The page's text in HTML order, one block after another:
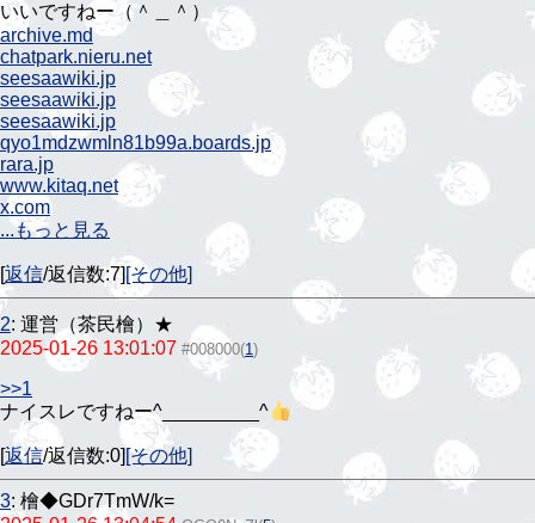
いいですねー（＾＿＾）
archive.md
chatpark.nieru.net
seesaawiki.jp
seesaawiki.jp
seesaawiki.jp
qyo1mdzwmln81b99a.boards.jp
rara.jp
www.kitaq.net
x.com
...もっと見る
[返信/返信数:7][その他]
2: 運営（茶民檜）★
2025-01-26 13:01:07 #008000(1)
>>1
ナイスレですねー^⁠_⁠_⁠_⁠_⁠_⁠_⁠_⁠_⁠_⁠^
[返信/返信数:0] [その他]
3: 檜◆GDr7TmW/k=